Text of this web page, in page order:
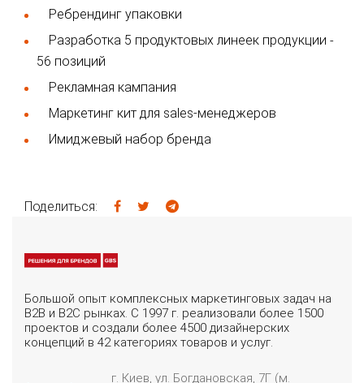
Ребрендинг упаковки
Разработка 5 продуктовых линеек продукции -
56 позиций
Рекламная кампания
Маркетинг кит для sales-менеджеров
Имиджевый набор бренда
Поделиться:
Большой опыт комплексных маркетинговых задач на
B2B и B2C рынках. С 1997 г. реализовали более 1500
проектов и создали более 4500 дизайнерских
концепций в 42 категориях товаров и услуг.
г. Киев, ул. Богдановская, 7Г (м.